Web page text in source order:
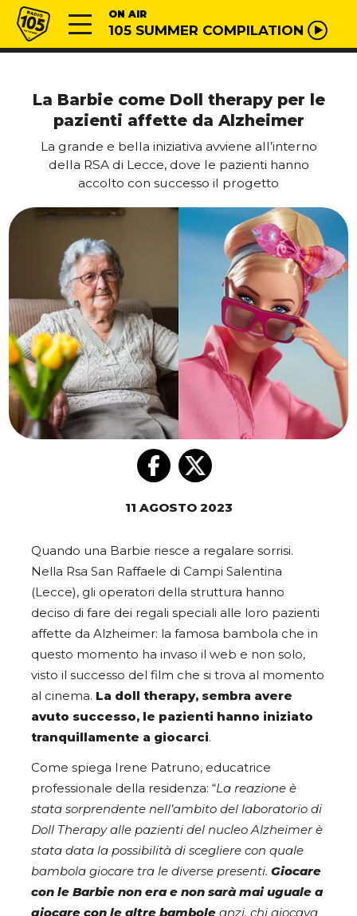
Vai al contenuto
Radio 105 ON AIR
105 SUMMER COMPILATION
La Barbie come Doll therapy per le
pazienti affette da Alzheimer
La grande e bella iniziativa avviene all’interno
della RSA di Lecce, dove le pazienti hanno
accolto con successo il progetto
11 AGOSTO 2023
Quando una Barbie riesce a regalare sorrisi.
Nella Rsa San Raffaele di Campi Salentina
(Lecce), gli operatori della struttura hanno
deciso di fare dei regali speciali alle loro pazienti
affette da Alzheimer: la famosa bambola che in
questo momento ha invaso il web e non solo,
visto il successo del film che si trova al momento
al cinema. La doll therapy, sembra avere
avuto successo, le pazienti hanno iniziato
tranquillamente a giocarci.
Come spiega Irene Patruno, educatrice
professionale della residenza: “La reazione è
stata sorprendente nell’ambito del laboratorio di
Doll Therapy alle pazienti del nucleo Alzheimer è
stata data la possibilità di scegliere con quale
bambola giocare tra le diverse presenti. Giocare
con le Barbie non era e non sarà mai uguale a
giocare con le altre bambole anzi, chi giocava